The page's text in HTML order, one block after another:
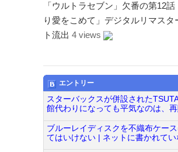
「ウルトラセブン」欠番の第12話
り愛をこめて」デジタルリマスタ
ト流出 4 views
エントリー
スターバックスが併設された
館代わりになっても平気なのは、
ブルーレイディスクを不織布ケー
てはいけない | ネットに書かれて